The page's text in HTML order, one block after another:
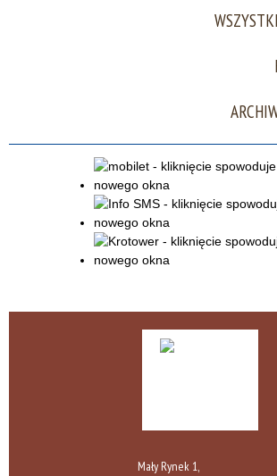
Promowane
Mały Rynek 1,